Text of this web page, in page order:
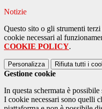
Notizie
Questo sito o gli strumenti
cookie necessari al
COOKIE POLICY.
Personalizza Rifiuta tutti i
Gestione cookie
In questa schermata è
I cookie necessari sono quelli